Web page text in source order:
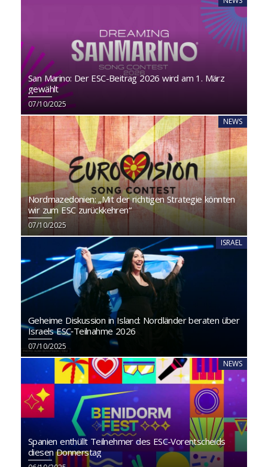
San Marino: Der ESC-Beitrag 2026 wird am 1. März
gewählt
07/10/2025
NEWS
Nordmazedonien: „Mit der richtigen Strategie könnten
wir zum ESC zurückkehren“
07/10/2025
ISRAEL
Geheime Diskussion in Island: Nordländer beraten über
Israels ESC‑Teilnahme 2026
07/10/2025
NEWS
Spanien enthüllt Teilnehmer des ESC-Vorentscheids
diesen Donnerstag